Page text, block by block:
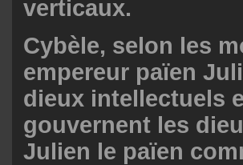
verticaux.
Cybèle, selon les
empereur païen
dieux intellectuels
gouvernent les
Julien le païen